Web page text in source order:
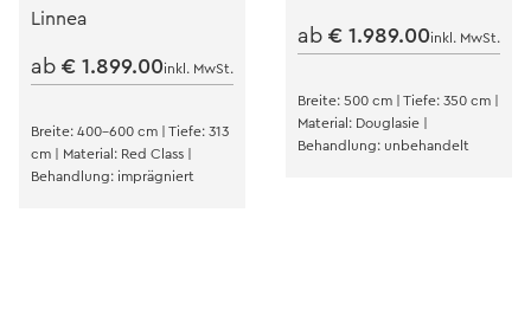
Linnea
ab€ 1.899.00inkl. MwSt.
Breite: 400-600 cm | Tiefe: 313
cm | Material: Red Class |
Behandlung: imprägniert
ab € 1.989.00inkl. MwSt.
Breite: 500 cm | Tiefe: 350 cm |
Material: Douglasie |
Behandlung: unbehandelt